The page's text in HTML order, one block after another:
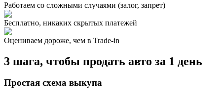
Работаем со сложными случаями (залог, запрет)
Бесплатно, никаких скрытых платежей
Оцениваем дороже, чем в Trade‑in
3 шага, чтобы продать авто за 1 день
Простая схема выкупа